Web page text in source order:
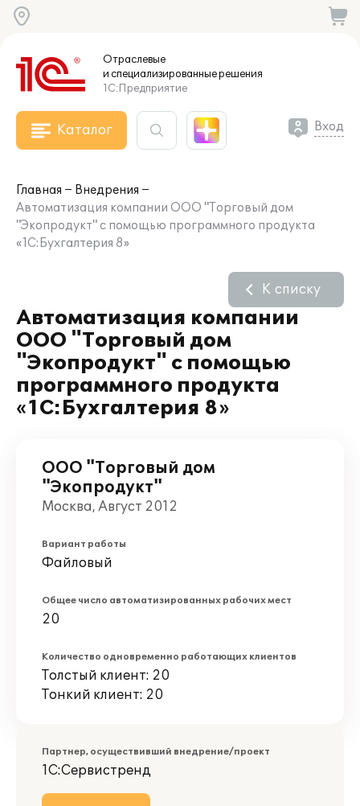
Отраслевые
и специализированныерешения
1С:Предприятие
Каталог Вход
Главная
Внедрения
Автоматизация компании ООО "Торговый дом
"Экопродукт" с помощью программного продукта
«1C:Бухгалтерия 8»
Автоматизация компании
ООО "Торговый дом
"Экопродукт" с помощью
программного продукта
«1C:Бухгалтерия 8»
К списку
ООО "Торговый дом
"Экопродукт"
Москва, Август 2012
Вариант работы
Файловый
Общее число автоматизированных рабочих мест
20
Количество одновременно работающих клиентов
Толстый клиент: 20
Тонкий клиент: 20
Партнер, осуществивший внедрение/проект
1С:Сервистренд